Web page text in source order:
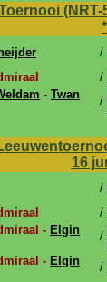
/
/
- Twan
/
16
/
/
- Elgin
/
- Elgin
/